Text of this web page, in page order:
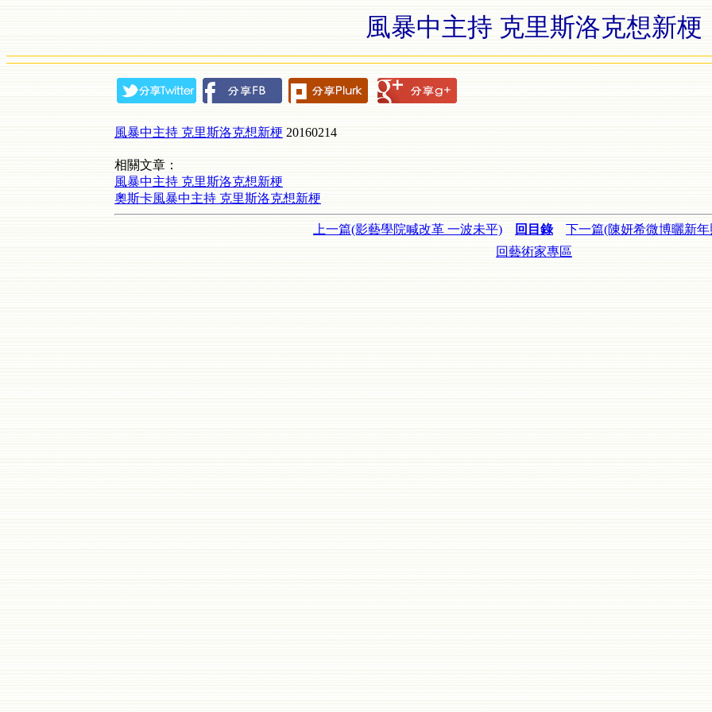
風暴中主持 克里斯洛克想新梗
風暴中主持 克里斯洛克想新梗 20160214
相關文章：
風暴中主持 克里斯洛克想新梗
奧斯卡風暴中主持 克里斯洛克想新梗
上一篇(影藝學院喊改革 一波未平) 回目錄
下一篇(陳妍希微博曬新
回藝術家專區